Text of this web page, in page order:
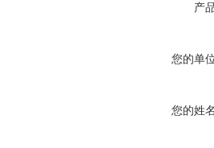
产
您的单
您的姓